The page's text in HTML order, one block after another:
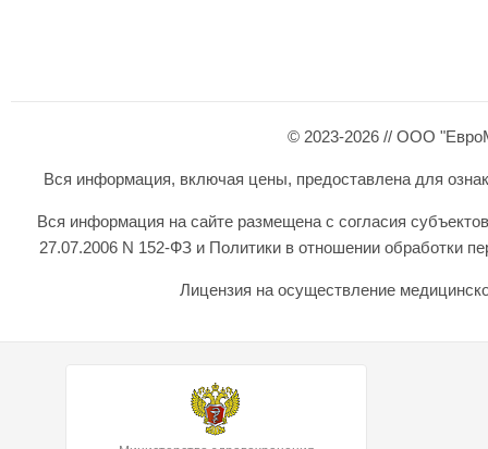
© 2023-2026 // ООО
Вся информация, включая цены, предоставлена для
Вся информация на сайте размещена с согласия
27.07.2006 N 152-ФЗ и Политики в отношении обработки
Лицензия на осуществление